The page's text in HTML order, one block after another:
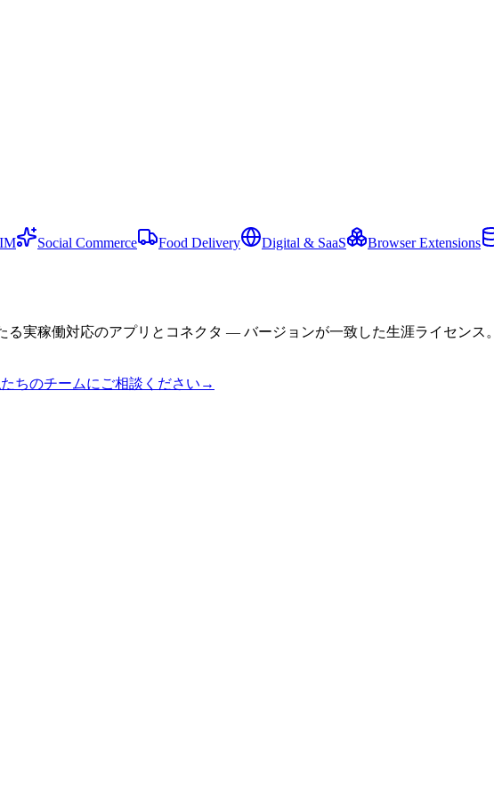
Social Commerce Food Delivery Digital & SaaS Browser Extensions
る実稼働対応のアプリとコネクタ — バージョンが一致した生涯ライセンス。
ちのチームにご相談ください →